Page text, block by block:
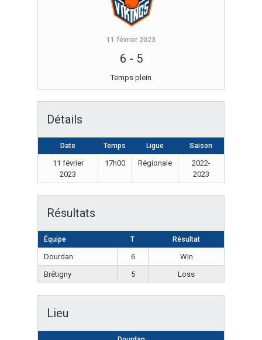
11 février 2023
6 - 5
Temps plein
Détails
Date Temps Ligue Saison
11 février
2023
17h00 Régionale
2022-
2023
Résultats
Équipe T Résultat
Dourdan 6
Win
Brétigny
5 Loss
Lieu